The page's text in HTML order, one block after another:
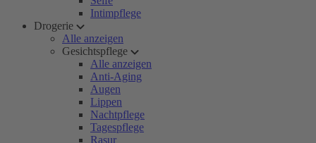
Intimpflege
Drogerie
Alle anzeigen
Gesichtspflege
Alle anzeigen
Anti-Aging
Augen
Lippen
Nachtpflege
Tagespflege
Rasur